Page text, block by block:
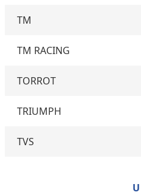
TM
TM RACING
TORROT
TRIUMPH
TVS
U